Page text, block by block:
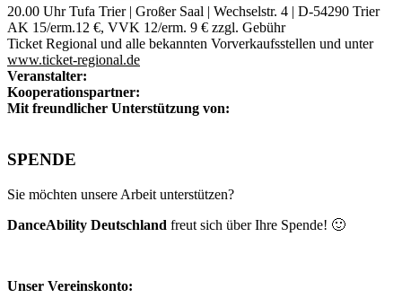
20.00 Uhr Tufa Trier | Großer Saal | Wechselstr. 4 | D-54290 Trier
AK 15/erm.12 €, VVK 12/erm. 9 € zzgl. Gebühr
Ticket Regional und alle bekannten Vorverkaufsstellen und unter
www.ticket-regional.de
Veranstalter:
Kooperationspartner:
Mit freundlicher Unterstützung von:
SPENDE
Sie möchten unsere Arbeit unterstützen?
DanceAbility Deutschland freut sich über Ihre Spende! 🙂
Unser Vereinskonto: